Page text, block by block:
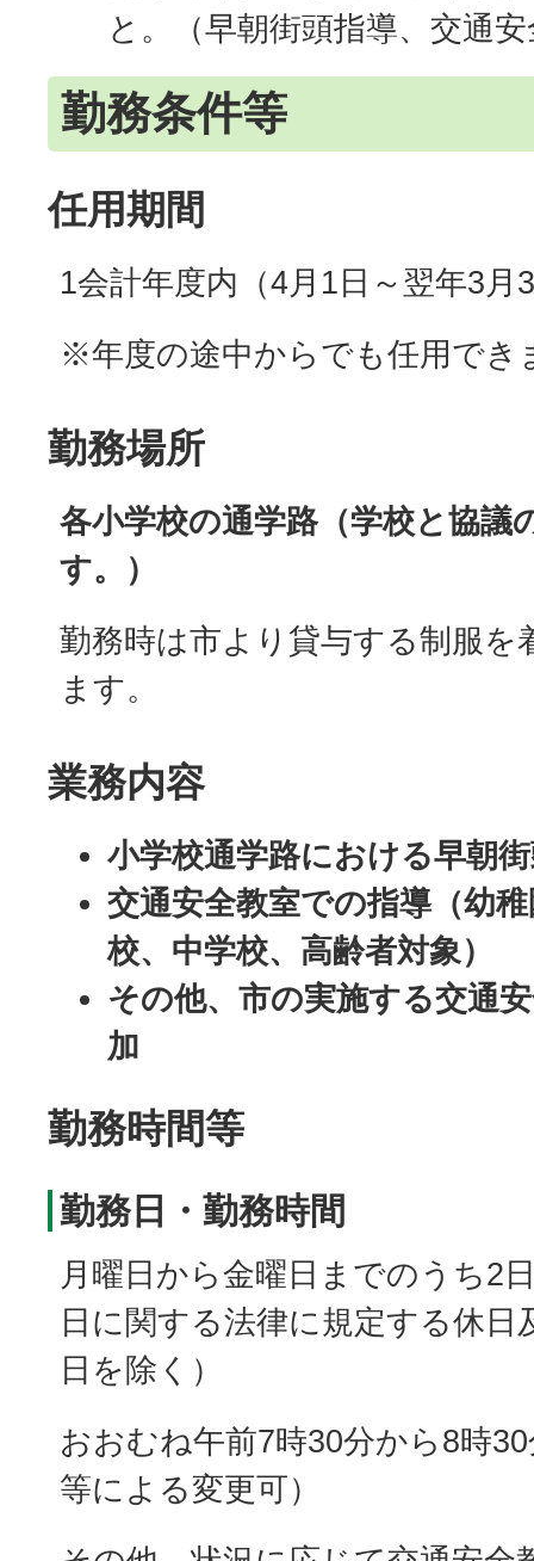
と。（早朝街頭指導、交通
勤務条件等
任用期間
1会計年度内（4月1日～翌年3月
※年度の途中からでも任用でき
勤務場所
各小学校の通学路（学校と協議
す。）
勤務時は市より貸与する制服を
ます。
業務内容
小学校通学路における早朝
交通安全教室での指導（幼
校、中学校、高齢者対象）
その他、市の実施する交通
加
勤務時間等
勤務日・勤務時間
月曜日から金曜日までのうち2
日に関する法律に規定する休日
日を除く）
おおむね午前7時30分から8時
等による変更可）